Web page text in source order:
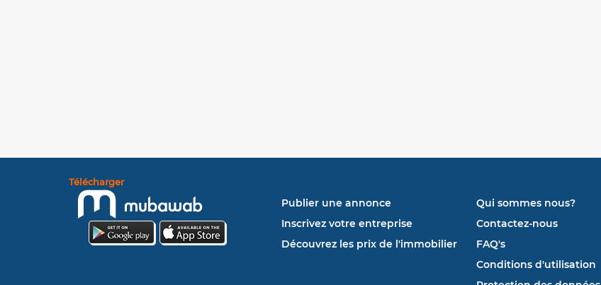
Télécharger
Publier une annonce
Inscrivez votre entreprise
Découvrez les prix de l'immobilier
Qui sommes nous?
Contactez-nous
FAQ's
Conditions d'utilisation